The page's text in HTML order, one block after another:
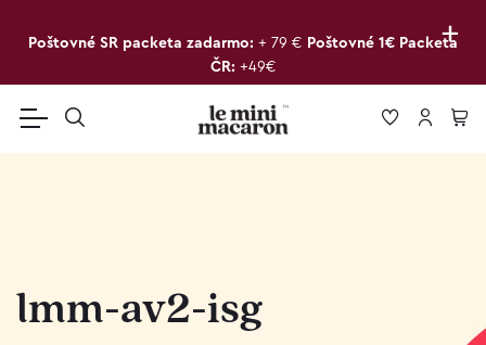
+
Poštovné SR packeta zadarmo: + 79 € Poštovné 1€ Packeta
ČR: +49€
lmm-av2-isg